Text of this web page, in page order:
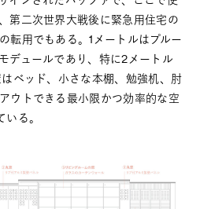
第二次世界大戦後に緊急用住宅の
転用でもある。1メートルはプルー
デュールであり、特に2メートル
ベッド、小さな本棚、勉強机、肘
ウトできる最小限かつ効率的な空
る。